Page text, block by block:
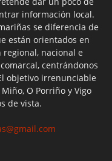
información local.
se diferencia de
están orientados en
nacional e
centrándonos
objetivo irrenunciable
O Porriño y Vigo
de vista.